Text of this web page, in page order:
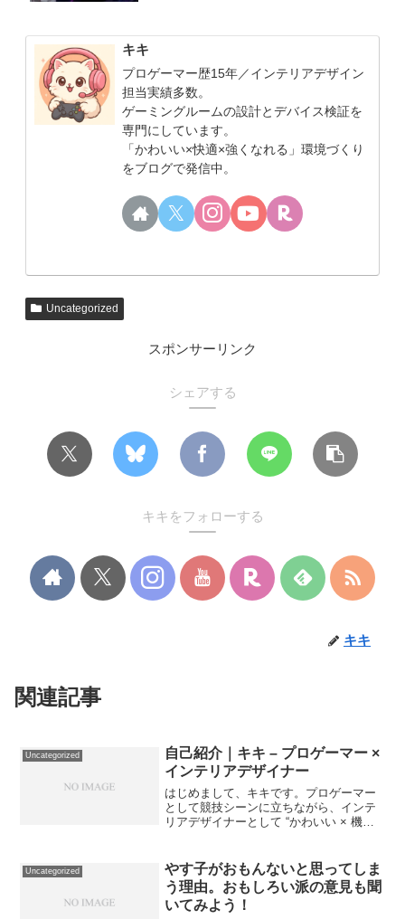
キキ
プロゲーマー歴15年／インテリアデザイン
担当実績多数。
ゲーミングルームの設計とデバイス検証を
専門にしています。
「かわいい×快適×強くなれる」環境づくり
をブログで発信中。
Uncategorized
スポンサーリンク
シェアする
キキをフォローする
キキ
関連記事
Uncategorized
自己紹介｜キキ – プロゲーマー ×
インテリアデザイナー
はじめまして、キキです。プロゲーマー
として競技シーンに立ちながら、インテ
リアデザイナーとして “かわいい × 機能
に、もっとかわいくゲームを楽しめる世
界」をつくるた...
Uncategorized
やす子がおもんないと思ってしま
う理由。おもしろい派の意見も聞
いてみよう！